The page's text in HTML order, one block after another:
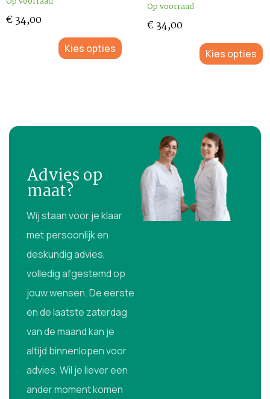
€34,00
Kies opties
Op voorraad
€34,00
Kies opties
Advies op
maat?
Wij staan voor je klaar
met persoonlijk en
deskundig advies,
volledig afgestemd op
jouw wensen. De eerste
en de laatste zaterdag
van de maand kan je
altijd binnenlopen voor
advies. Wil je liever een
ander moment komen